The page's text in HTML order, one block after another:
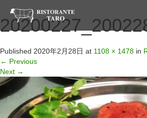
Published 2020年2月28日 at 1108 × 1478 in
← Previous
Next →